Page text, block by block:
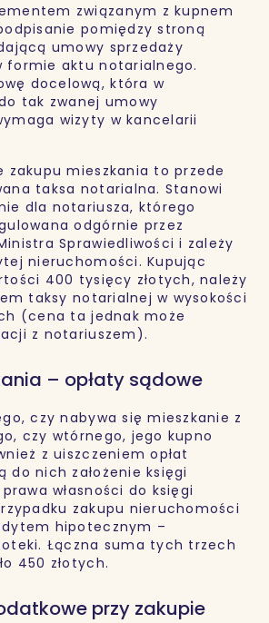
związanym z kupnem
pomiędzy stroną
umowy sprzedaży
formie aktu notarialnego.
docelową, która w
tak zwanej umowy
wizyty w kancelarii
zakupu mieszkania to przede
taksa notarialna. Stanowi
dla notariusza, którego
odgórnie przez
Sprawiedliwości i zależy
nieruchomości. Kupując
400 tysięcy złotych, należy
taksy notarialnej w wysokości
(cena ta jednak może
z notariuszem).
– opłaty sądowe
czy nabywa się mieszkanie z
czy wtórnego, jego kupno
z uiszczeniem opłat
do nich założenie księgi
własności do księgi
zakupu nieruchomości
hipotecznym –
Łączna suma tych trzech
450 złotych.
przy zakupie